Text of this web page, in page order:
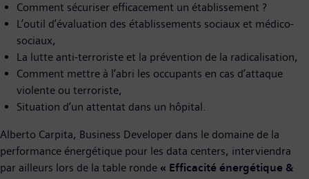
Comment sécuriser efficacement un établissement ?
L’outil d’évaluation des établissements sociaux et médico-
sociaux,
La lutte anti-terroriste et la prévention de la radicalisation,
Comment mettre à l’abri les occupants en cas d’attaque
violente ou terroriste,
Situation d’un attentat dans un hôpital.
Alberto Carpita, Business Developer dans le domaine de la
performance énergétique pour les data centers, interviendra
par ailleurs lors de la table ronde « Efficacité énergétique &